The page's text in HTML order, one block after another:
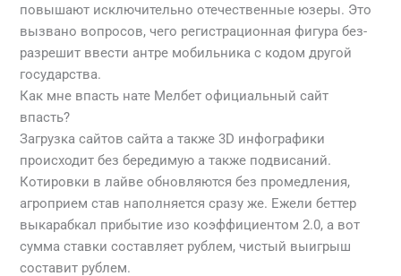
повышают исключительно отечественные юзеры. Это
вызвано вопросов, чего регистрационная фигура без-
разрешит ввести антре мобильника с кодом другой
государства.
Как мне впасть нате Мелбет официальный сайт
впасть?
Загрузка сайтов сайта а также 3D инфографики
происходит без бередимую а также подвисаний.
Котировки в лайве обновляются без промедления,
агроприем став наполняется сразу же. Ежели беттер
выкарабкал прибытие изо коэффициентом 2.0, а вот
сумма ставки составляет рублем, чистый выигрыш
составит рублем.